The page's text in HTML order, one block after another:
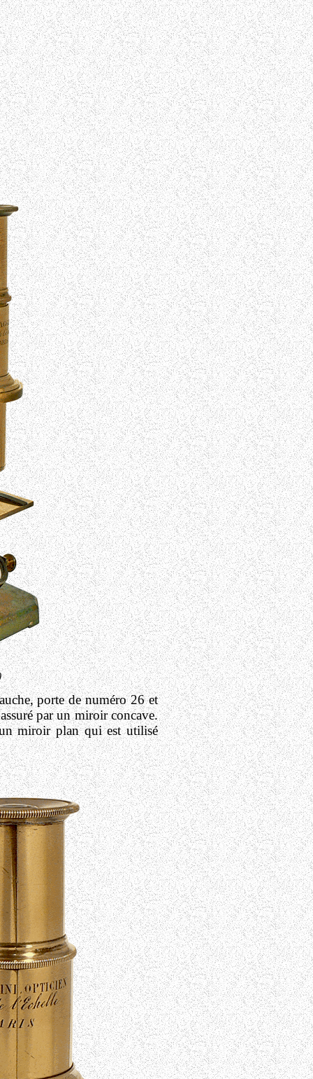
porte de numéro 26 et
par un miroir concave.
miroir plan qui est utilisé